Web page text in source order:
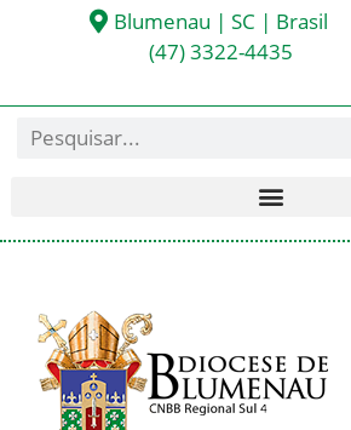
Blumenau | SC | Brasil
(47) 3322-4435